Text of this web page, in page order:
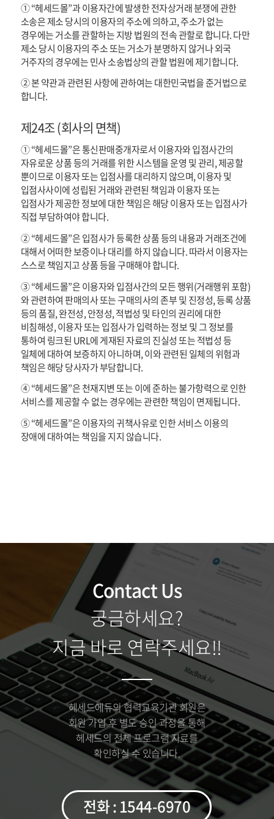
① “헤세드몰”과 이용자간에 발생한 전자상거래 분쟁에 관한
소송은 제소 당시의 이용자의 주소에 의하고, 주소가 없는
경우에는 거소를 관할하는 지방 법원의 전속 관할로 합니다. 다만
제소 당시 이용자의 주소 또는 거소가 분명하지 않거나 외국
거주자의 경우에는 민사 소송법상의 관할 법원에 제기합니다.
② 본 약관과 관련된 사항에 관하여는 대한민국법을 준거법으로
합니다.
제24조 (회사의 면책)
① “헤세드몰”은 통신판매중개자로서 이용자와 입점사간의
자유로운 상품 등의 거래를 위한 시스템을 운영 및 관리, 제공할
뿐이므로 이용자 또는 입점사를 대리하지 않으며, 이용자 및
입점사사이에 성립된 거래와 관련된 책임과 이용자 또는
입점사가 제공한 정보에 대한 책임은 해당 이용자 또는 입점사가
직접 부담하여야 합니다.
② “헤세드몰”은 입점사가 등록한 상품 등의 내용과 거래조건에
대해서 어떠한 보증이나 대리를 하지 않습니다. 따라서 이용자는
스스로 책임지고 상품 등을 구매해야 합니다.
③ “헤세드몰”은 이용자와 입점사간의 모든 행위(거래행위 포함)
와 관련하여 판매의사 또는 구매의사의 존부 및 진정성, 등록 상품
등의 품질, 완전성, 안정성, 적법성 및 타인의 권리에 대한
비침해성, 이용자 또는 입점사가 입력하는 정보 및 그 정보를
통하여 링크된 URL에 게재된 자료의 진실성 또는 적법성 등
일체에 대하여 보증하지 아니하며, 이와 관련된 일체의 위험과
책임은 해당 당사자가 부담합니다.
④ “헤세드몰”은 천재지변 또는 이에 준하는 불가항력으로 인한
서비스를 제공할 수 없는 경우에는 관련한 책임이 면제됩니다.
⑤ “헤세드몰”은 이용자의 귀책사유로 인한 서비스 이용의
장애에 대하여는 책임을 지지 않습니다.
Contact Us
궁금하세요?
지금 바로 연락주세요!!
헤세드에듀의 협력교육기관 회원은
회원 가입 후 별도 승인 과정을 통해
헤세드의 전체 프로그램 자료를
확인하실 수 있습니다.
전화 : 1544-6970